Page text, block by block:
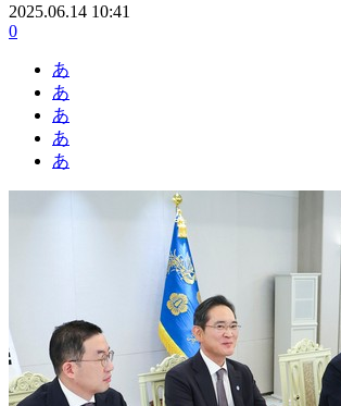
2025.06.14 10:41
0
あ
あ
あ
あ
あ